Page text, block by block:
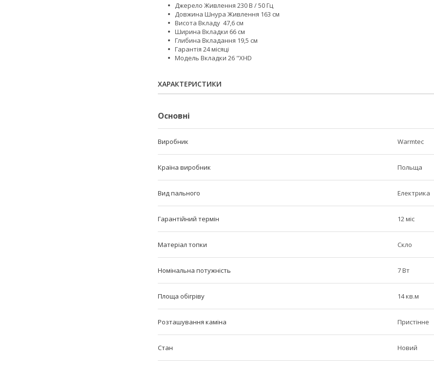
Джерело Живлення 230 В / 50 Гц
Довжина Шнура Живлення 163 см
Висота Вкладу 47,6 см
Ширина Вкладки 66 см
Глибина Вкладання 19,5 см
Гарантія 24 місяці
Модель Вкладки 26 "XHD
ХАРАКТЕРИСТИКИ
Основні
Виробник Warmtec
Країна виробник Польща
Вид пального Електрика
Гарантійний термін 12 міс
Матеріал топки Скло
Номінальна потужність 7 Вт
Площа обігріву 14 кв.м
Розташування каміна Пристінне
Стан Новий